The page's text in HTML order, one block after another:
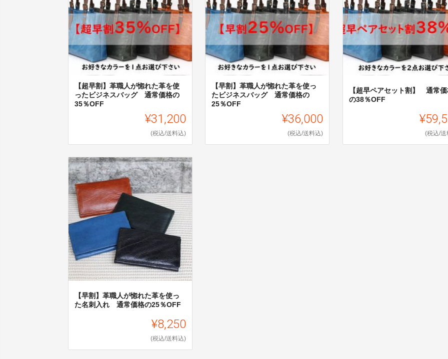
【超早割】革職人が惚れた革を使
ったビジネスバッグ 通常価格の
35％OFF
¥31,200
(税込/送料込)
【早割】革職人が惚れた革を使っ
たビジネスバッグ 通常価格の
25％OFF
¥36,000
(税込/送料込)
【超早ペアセット割】 通常価
の38％OFF
(税込/送
【早割】革職人が惚れた革を使っ
た名刺入れ 通常価格の25％OFF
¥8,250
(税込/送料込)